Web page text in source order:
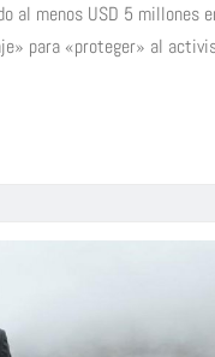
al menos USD 5 millones
para «proteger» al